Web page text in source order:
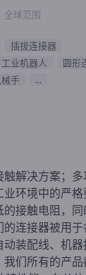
全球范围
插拔连接器
工业机器人
圆形
手 ...
解决方案；多
环境中的严格
接触电阻，同
连接器被用于
装配线、机器
们所有的产品